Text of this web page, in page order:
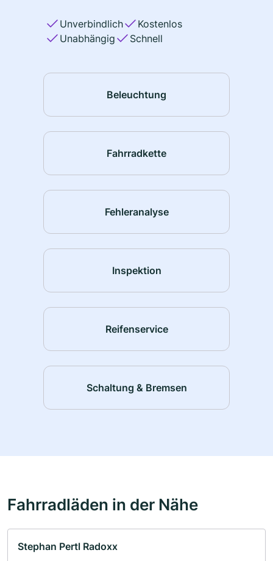
Unverbindlich
Kostenlos
Unabhängig
Schnell
Beleuchtung
Fahrradkette
Fehleranalyse
Inspektion
Reifenservice
Schaltung & Bremsen
Fahrradläden in der Nähe
Stephan Pertl Radoxx